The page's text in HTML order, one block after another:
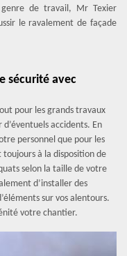
genre de travail, Mr Texier
le ravalement de façade
sécurité avec
pour les grands travaux
accidents. En
personnel que pour les
à la disposition de
selon la taille de votre
d’installer des
sur vos alentours.
votre chantier.